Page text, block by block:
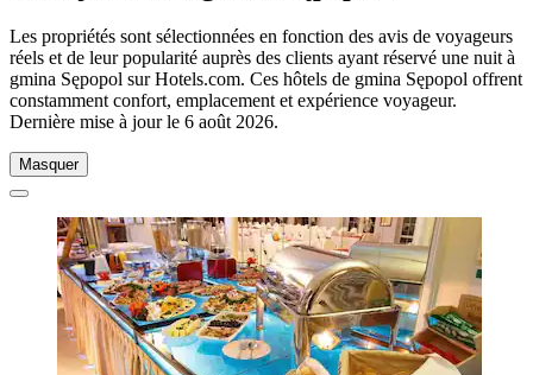
Les propriétés sont sélectionnées en fonction des avis de voyageurs
réels et de leur popularité auprès des clients ayant réservé une nuit à
gmina Sępopol sur Hotels.com. Ces hôtels de gmina Sępopol offrent
constamment confort, emplacement et expérience voyageur.
Dernière mise à jour le 6 août 2026.
Masquer